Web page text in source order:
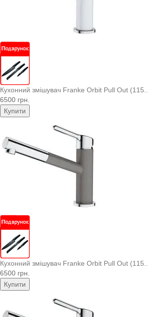
Кухонний змішувач Franke Orbit Pull Out (115..
6500 грн.
Купити
Кухонний змішувач Franke Orbit Pull Out (115..
6500 грн.
Купити